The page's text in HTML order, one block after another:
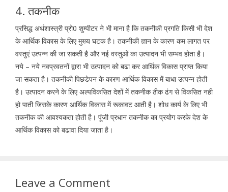
4. तकनीक
प्रसिद्ध अर्थशास्त्री प्रो0 शुम्पीटर ने भी माना है कि तकनीकी प्रगति किसी भी देश
के आर्थिक विकास के लिए मुख्य घटक है। तकनीकी ज्ञान के कारण कम लागत पर
वस्तुएं उत्पन्न की जा सकती है और नई वस्तुओं का उत्पादन भी सम्भव होता है।
नये – नये नवप्रवतनों द्वारा भी उत्पादन को बढा कर आर्थिक विकास प्राप्त किया
जा सकता है। तकनीकी पिछडेपन के कारण आर्थिक विकास में बाधा उत्पन्न होती
है। उत्पादन करने के लिए अल्पविकसित देशों में तकनीक ठीक ढंग से विकसित नही
हो पाती जिसके कारण आर्थिक विकास में रूकावट आती है। शोध कार्य के लिए भी
तकनीक की आवश्यकता होती है। पूंजी प्रधान तकनीक का प्रयोग करके देश के
आर्थिक विकास को बढावा दिया जाता है।
Leave a Comment